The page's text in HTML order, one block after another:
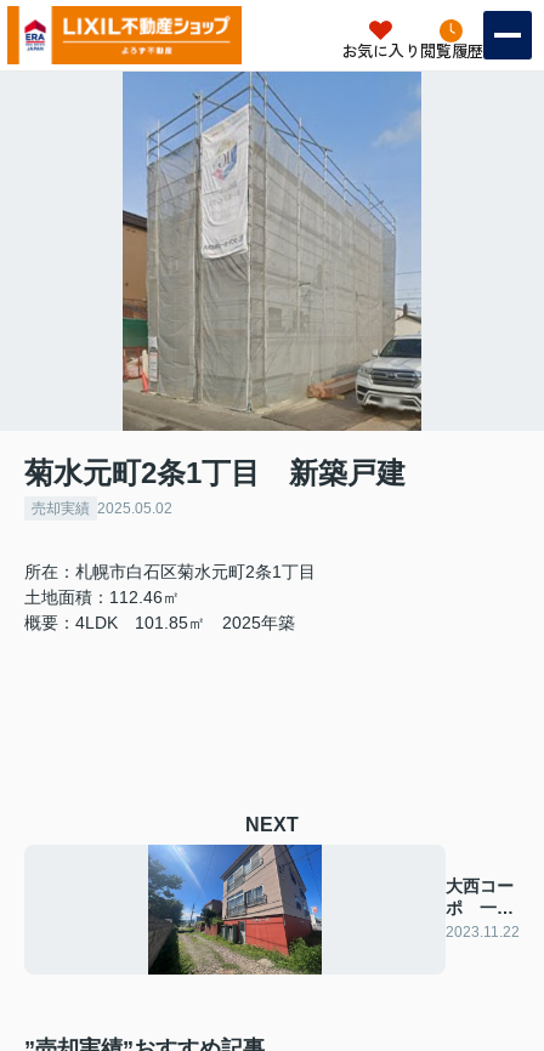
お気に入り 閲覧履歴
菊水元町2条1丁目 新築戸建
売却実績 2025.05.02
所在：札幌市白石区菊水元町2条1丁目
土地面積：112.46㎡
概要：4LDK 101.85㎡ 2025年築
NEXT
大西コー
ポ 一棟
アパート
2023.11.22